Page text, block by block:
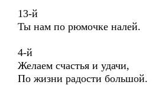
13-й
Ты нам по рюмочке налей.
4-й
Желаем счастья и удачи,
По жизни радости большой.